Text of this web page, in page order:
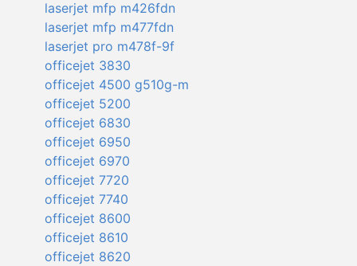
laserjet mfp m426fdn
laserjet mfp m477fdn
laserjet pro m478f-9f
officejet 3830
officejet 4500 g510g-m
officejet 5200
officejet 6830
officejet 6950
officejet 6970
officejet 7720
officejet 7740
officejet 8600
officejet 8610
officejet 8620